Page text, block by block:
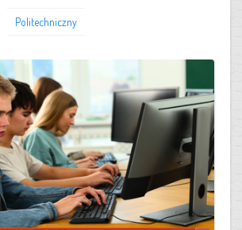
Politechniczny